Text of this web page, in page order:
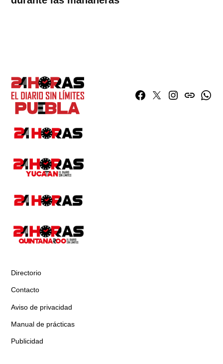
Facebook
TwitterInstagram
issuu
Directorio
Contacto
Aviso de privacidad
Manual de prácticas
Publicidad